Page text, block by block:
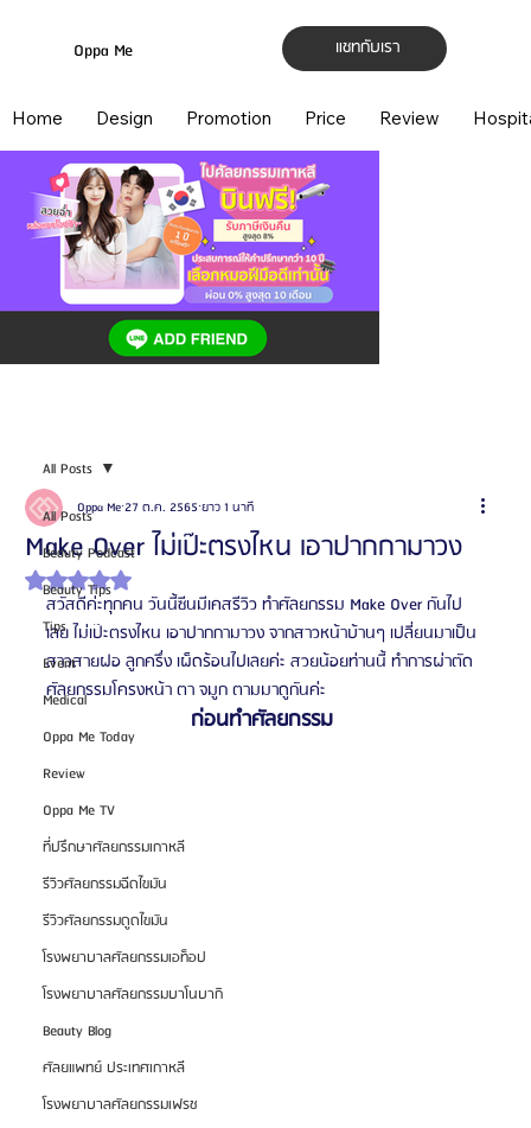
แชทกับเรา
Oppa Me
Home Design Promotion Price Review
All Posts
Beauty Podcast
Beauty Tips
Tips
Event
Medical
Oppa Me Today
Review
Oppa Me TV
ที่ปรึกษาศัลยกรรมเกาหลี
รีวิวศัลยกรรมฉีดไขมัน
รีวิวศัลยกรรมดูดไขมัน
โรงพยาบาลศัลยกรรมเอท็อป
โรงพยาบาลศัลยกรรมบาโนบากิ
Beauty Blog
ศัลยแพทย์ ประเทศเกาหลี
โรงพยาบาลศัลยกรรมเฟรช
All Posts
Make Over ไม่เป๊ะตรงไหน เอาปากกามาวง
Oppa Me27 ต.ค. 2565 ยาว 1 นาที
ได้รับ NaN เต็ม 5 ดาว
สวัสดีค่ะทุกคน วันนี้ซีนมีเคสรีวิว ทำศัลยกรรม Make Over กันไป
เลย ไม่เป๊ะตรงไหน เอาปากกามาวง จากสาวหน้าบ้านๆ เปลี่ยนมาเป็น
สาวสายฝอ ลูกครึ่ง เผ็ดร้อนไปเลยค่ะ สวยน้อยท่านนี้ ทำการผ่าตัด
ศัลยกรรมโครงหน้า ตา จมูก ตามมาดูกันค่ะ
ก่อนทำศัลยกรรม